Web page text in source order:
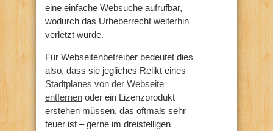
eine einfache Websuche aufrufbar,
wodurch das Urheberrecht weiterhin
verletzt wurde.
Für Webseitenbetreiber bedeutet dies
also, dass sie jegliches Relikt eines
Stadtplanes von der Webseite
entfernen oder ein Lizenzprodukt
erstehen müssen, das oftmals sehr
teuer ist – gerne im dreistelligen